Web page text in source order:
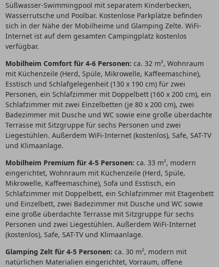
Süßwasser-Swimmingpool mit separatem Kinderbecken,
Wasserrutsche und Poolbar. Kostenlose Parkplätze befinden
sich in der Nähe der Mobilheime und Glamping Zelte. WiFi-
Internet ist auf dem gesamten Campingplatz kostenlos
verfügbar.
Mobilheim Comfort für 4-6 Personen: ca. 32 m², Wohnraum
mit Küchenzeile (Herd, Spüle, Mikrowelle, Kaffeemaschine),
Esstisch und Schlafgelegenheit (130 x 190 cm) für zwei
Personen, ein Schlafzimmer mit Doppelbett (160 x 200 cm), ein
Schlafzimmer mit zwei Einzelbetten (je 80 x 200 cm), zwei
Badezimmer mit Dusche und WC sowie eine große überdachte
Terrasse mit Sitzgruppe für sechs Personen und zwei
Liegestühlen. Außerdem WiFi-Internet (kostenlos), Safe, SAT-TV
und Klimaanlage.
Mobilheim Premium für 4-5 Personen: ca. 33 m², modern
eingerichtet, Wohnraum mit Küchenzeile (Herd, Spüle,
Mikrowelle, Kaffeemaschine), Sofa und Esstisch, ein
Schlafzimmer mit Doppelbett, ein Schlafzimmer mit Etagenbett
und Einzelbett, zwei Badezimmer mit Dusche und WC sowie
eine große überdachte Terrasse mit Sitzgruppe für sechs
Personen und zwei Liegestühlen. Außerdem WiFi-Internet
(kostenlos), Safe, SAT-TV und Klimaanlage.
Glamping Zelt für 4-5 Personen: ca. 30 m², modern mit
natürlichen Materialien eingerichtet, Vorraum, offene